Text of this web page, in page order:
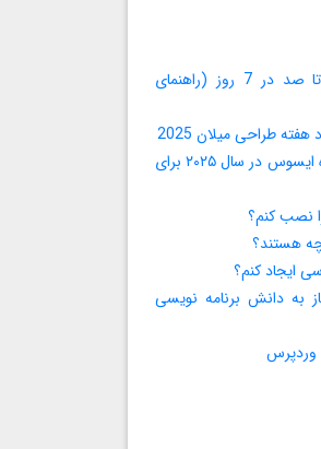
آموزش وردپرس از صفر تا صد در 7 روز (راهنمای
طراحی میلان 2025
بهترین مادربردهای میان‌رده ایسوس در سال ۲۰۲۵ برای
نصب کنم؟
هستند؟
ایجاد کنم؟
به دانش برنامه‌ نویسی
وردپرس